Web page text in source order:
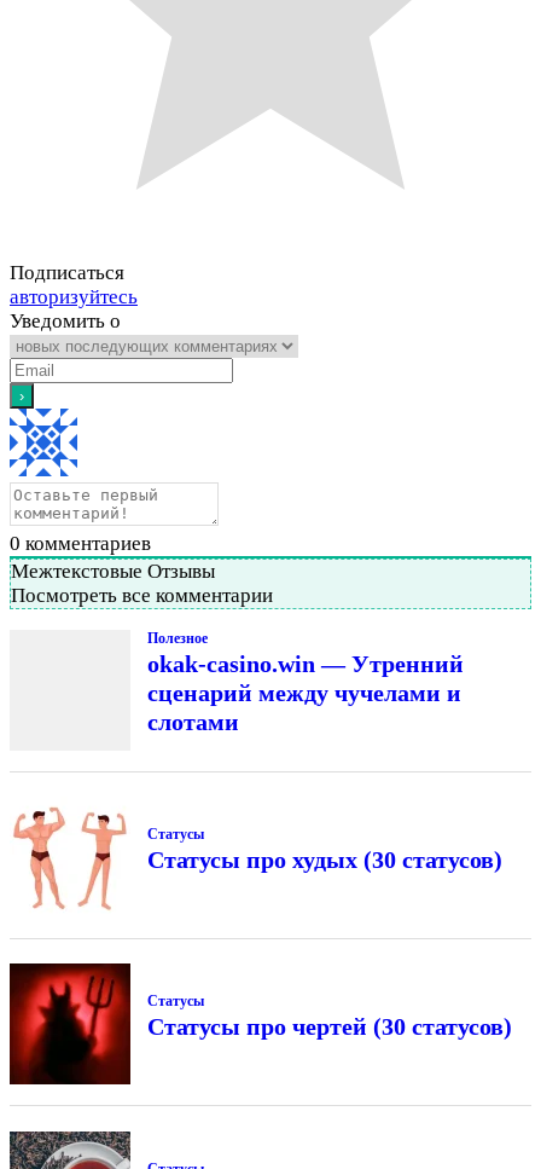
Подписаться
авторизуйтесь
Уведомить о
0 комментариев
Межтекстовые Отзывы
Посмотреть все комментарии
Полезное
okak-casino.win — Утренний
сценарий между чучелами и
слотами
Статусы
Статусы про худых (30 статусов)
Статусы
Статусы про чертей (30 статусов)